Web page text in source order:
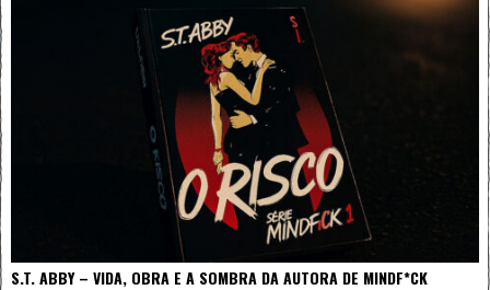
S.T. ABBY – VIDA, OBRA E A SOMBRA DA AUTORA DE MINDF*CK